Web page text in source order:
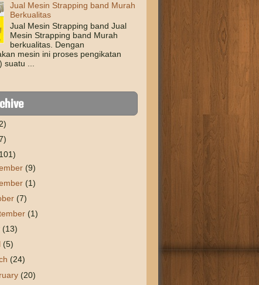
Jual Mesin Strapping band Murah
Berkualitas
Jual Mesin Strapping band Jual
Mesin Strapping band Murah
berkualitas. Dengan
mesin ini proses pengikatan
suatu ...
(9)
(1)
(7)
(1)
(13)
(5)
(24)
(20)